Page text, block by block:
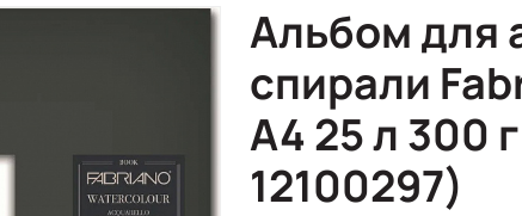
Альбом для
спирали
А4 25 л 300
12100297)